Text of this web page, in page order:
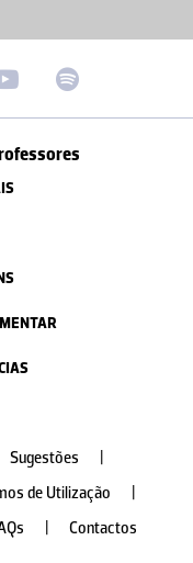
Sugestões
de Utilização
Contactos